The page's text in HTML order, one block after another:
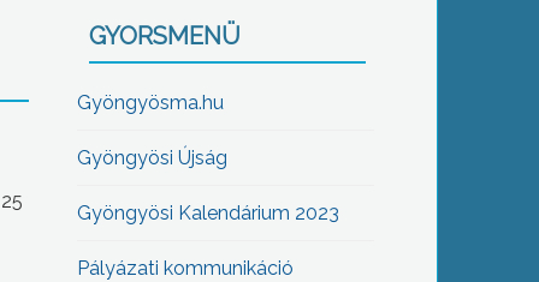
GYORSMENÜ
Gyöngyösma.hu
Gyöngyösi Újság
Gyöngyösi Kalendárium 2023
Pályázati kommunikáció